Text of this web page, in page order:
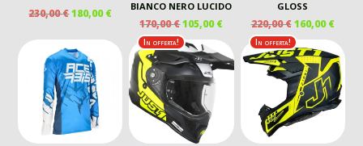
230,00€IL
ORIGINALE
ERA:
230,00 €.
180,00€IL
PREZZO
ATTUALE
È:
180,00 €.
BIANCO NERO LUCIDO
170,00€IL
PREZZO
ORIGINALE
ERA:
170,00 €.
105,00€IL
PREZZO
ATTUALE
È:
GLOSS
220,00€ IL
PREZZO
ORIGINALE
ERA:
220,00 €.
160,00€IL
È:
In offerta! In offerta!